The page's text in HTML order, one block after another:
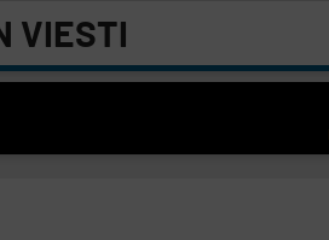
VIESTI